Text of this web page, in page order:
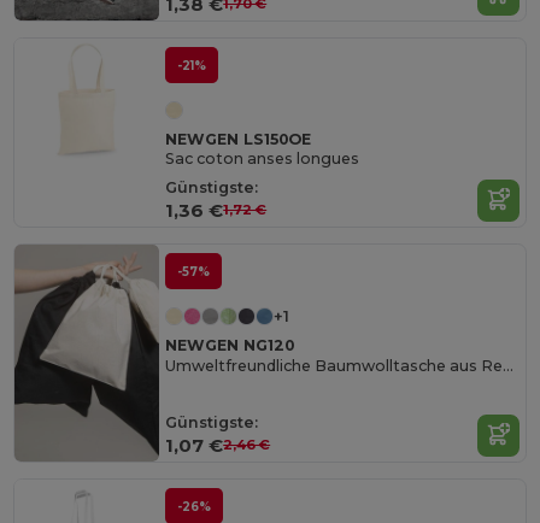
1,70 €
-21%
NEWGEN LS150OE
Sac coton anses longues
Günstigste:
1,36 €1,72 €
-57%
+1
NEWGEN NG120
Umweltfreundliche Baumwolltasche aus Recyclingmaterial
Günstigste:
1,07 €2,46 €
-26%